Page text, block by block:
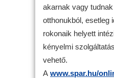
akarnak vagy
otthonukból, esetleg
rokonaik helyett
kényelmi
vehető.
A www.spar.hu/